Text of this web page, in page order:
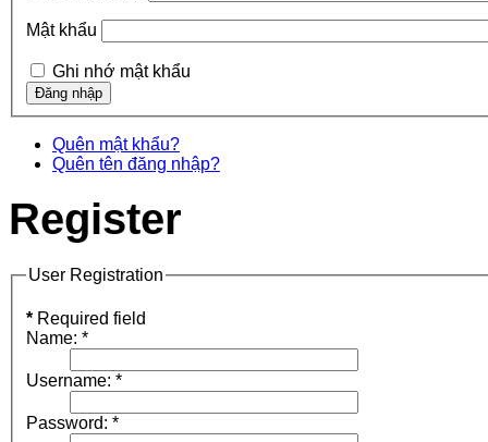
Mật khẩu
Ghi nhớ mật khẩu
Quên mật khẩu?
Quên tên đăng nhập?
Register
User Registration
* Required field
Name: *
Username: *
Password: *